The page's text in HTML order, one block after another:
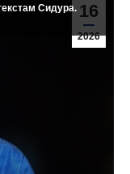
16
2026
Сидура.